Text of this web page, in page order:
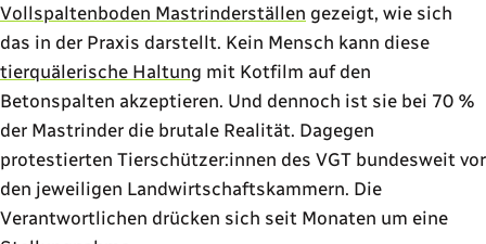
Vollspaltenboden Mastrinderställen gezeigt, wie sich
das in der Praxis darstellt. Kein Mensch kann diese
tierquälerische Haltung mit Kotfilm auf den
Betonspalten akzeptieren. Und dennoch ist sie bei 70 %
der Mastrinder die brutale Realität. Dagegen
protestierten Tierschützer:innen des VGT bundesweit vor
den jeweiligen Landwirtschaftskammern. Die
Verantwortlichen drücken sich seit Monaten um eine